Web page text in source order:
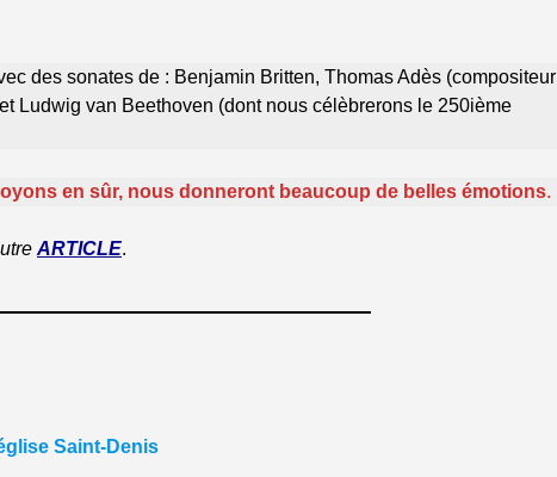
des sonates de : Benjamin Britten, Thomas Adès (compositeur
Ludwig van Beethoven (dont nous célèbrerons le 250ième
en sûr, nous donneront beaucoup de belles émotions.
ARTICLE.
Saint-Denis